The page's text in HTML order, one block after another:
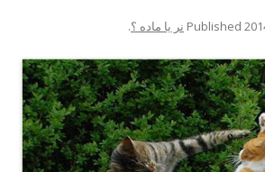
Published نر یا ماده ؟.